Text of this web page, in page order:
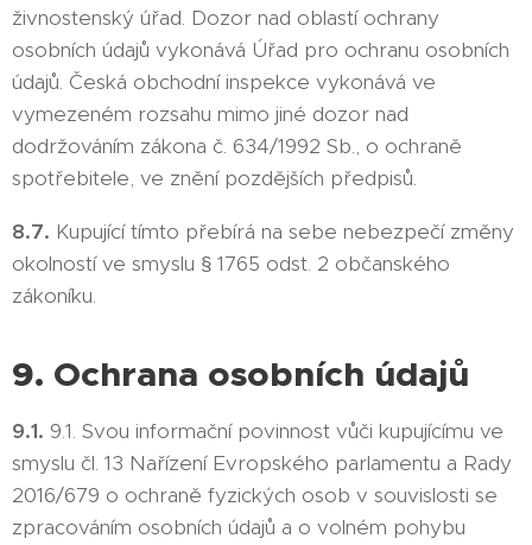
živnostenský úřad. Dozor nad oblastí ochrany
osobních údajů vykonává Úřad pro ochranu osobních
údajů. Česká obchodní inspekce vykonává ve
vymezeném rozsahu mimo jiné dozor nad
dodržováním zákona č. 634/1992 Sb., o ochraně
spotřebitele, ve znění pozdějších předpisů.
8.7. Kupující tímto přebírá na sebe nebezpečí změny
okolností ve smyslu § 1765 odst. 2 občanského
zákoníku.
9. Ochrana osobních údajů
9.1. 9.1. Svou informační povinnost vůči kupujícímu ve
smyslu čl. 13 Nařízení Evropského parlamentu a Rady
2016/679 o ochraně fyzických osob v souvislosti se
zpracováním osobních údajů a o volném pohybu